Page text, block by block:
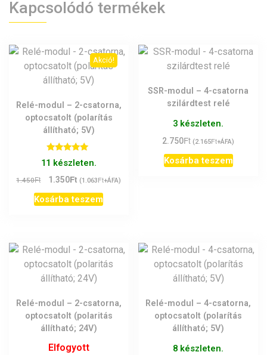
Kapcsolódó termékek
Akció!
Relé-modul – 2-csatorna,
optocsatolt (polarítás
állítható; 5V)
Értékelés:
5.00
11 készleten.
1.450Ft
Original
price
was:
1.350Ft Current
price
is:
(1.063Ft+ÁFA)
Kosárba teszem
SSR-modul – 4-csatorna
szilárdtest relé
3 készleten.
2.750Ft (2.165Ft+ÁFA)
Kosárba teszem
Relé-modul – 2-csatorna,
optocsatolt (polaritás
állítható; 24V)
Elfogyott
Relé-modul – 4-csatorna,
optocsatolt (polarítás
állítható; 5V)
8 készleten.